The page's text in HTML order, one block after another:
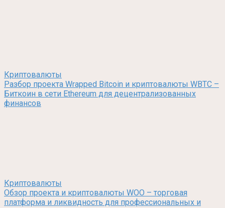
Криптовалюты
Разбор проекта Wrapped Bitcoin и криптовалюты WBTC –
Биткоин в сети Ethereum для децентрализованных
финансов
Криптовалюты
Обзор проекта и криптовалюты WOO – торговая
платформа и ликвидность для профессиональных и